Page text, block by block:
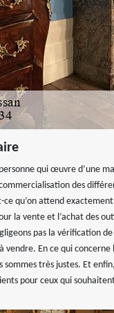
qui œuvre d’une
des
ce qu’on attend
la vente et l’achat des
pas la vérification
vendre. En ce qui
très justes. Et
pour ceux qui